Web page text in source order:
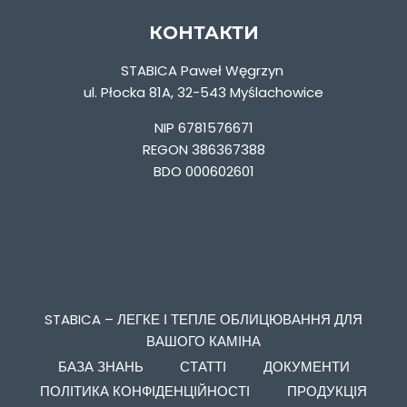
КОНТАКТИ
STABICA Paweł Węgrzyn
ul. Płocka 81A, 32-543 Myślachowice
NIP 6781576671
REGON 386367388
BDO 000602601
STABICA – ЛЕГКЕ І ТЕПЛЕ ОБЛИЦЮВАННЯ ДЛЯ
ВАШОГО КАМІНА
БАЗА ЗНАНЬ
СТАТТІ
ДОКУМЕНТИ
ПОЛІТИКА КОНФІДЕНЦІЙНОСТІ
ПРОДУКЦІЯ